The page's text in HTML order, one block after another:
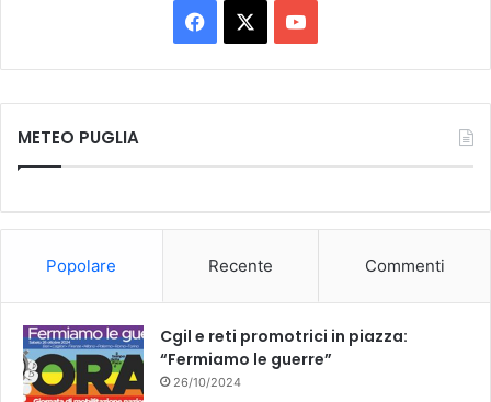
a
c
k
o
u
METEO PUGLIA
Popolare Recente Commenti
Cgil e reti promotrici in piazza:
“Fermiamo le guerre”
26/10/2024